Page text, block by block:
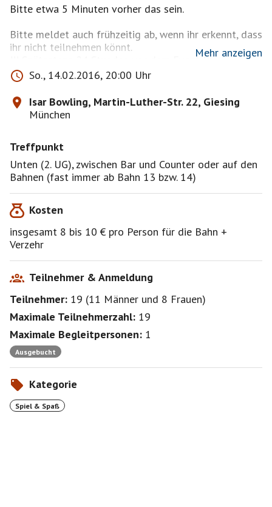
Bitte etwa 5 Minuten vorher das sein.
Bitte meldet auch frühzeitig ab, wenn ihr erkennt, dass
ihr nicht teilnehmen könnt.
!!! Spätestens 24 Stunden vor dem Event !!!
Weitere Infos und die nächsten Termine gibts über den
Verteiler "Bowlingabend":
Freu mich auf Euch. Bei Fragen, einfach PN an mich.
www.isarbowling.de
Anfahrtsbeschreibung:
Tram 15,25,N27 HS:Tegernseer-Landstraße
Bus 54 HS: Tegernseer-Landstraße
Bus 58 HS: Silberhornstraße
U1: Wettersteinplatz
U2: Silberhornstraße
Mehr anzeigen
So., 14.02.2016, 20:00 Uhr
Isar Bowling, Martin-Luther-Str. 22, Giesing
München
Treffpunkt
Unten (2. UG), zwischen Bar und Counter oder auf den
Bahnen (fast immer ab Bahn 13 bzw. 14)
Kosten
insgesamt 8 bis 10 € pro Person für die Bahn +
Verzehr
Teilnehmer & Anmeldung
Teilnehmer: 19 (11 Männer und 8 Frauen)
Maximale Teilnehmerzahl: 19
Maximale Begleitpersonen: 1
Ausgebucht
Kategorie
Spiel & Spaß